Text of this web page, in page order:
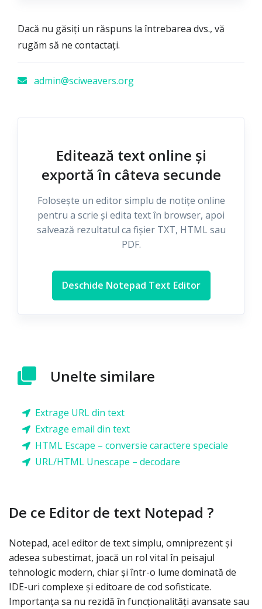
Dacă nu găsiți un răspuns la întrebarea dvs., vă
rugăm să ne contactați.
admin@sciweavers.org
Editează text online și
exportă în câteva secunde
Folosește un editor simplu de notițe online
pentru a scrie și edita text în browser, apoi
salvează rezultatul ca fișier TXT, HTML sau
PDF.
Deschide Notepad Text Editor
Unelte similare
Extrage URL din text
Extrage email din text
HTML Escape – conversie caractere speciale
URL/HTML Unescape – decodare
De ce Editor de text Notepad ?
Notepad, acel editor de text simplu, omniprezent și
adesea subestimat, joacă un rol vital în peisajul
tehnologic modern, chiar și într-o lume dominată de
IDE-uri complexe și editoare de cod sofisticate.
Importanța sa nu rezidă în funcționalități avansate sau